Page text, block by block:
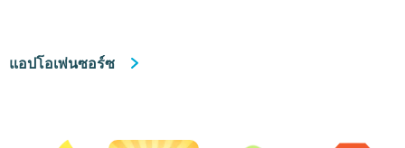
แอปโอเพ่นซอร์ซ